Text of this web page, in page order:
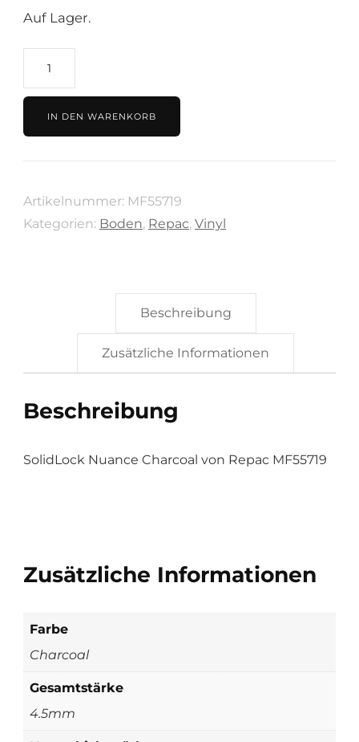
Auf Lager.
39.99€/m²
SolidLock
Nuance
Charcoal
Repac
MF55719
IN DEN WARENKORB
Artikelnummer: MF55719
Kategorien: Boden, Repac, Vinyl
Beschreibung
Zusätzliche Informationen
Beschreibung
SolidLock Nuance Charcoal von Repac MF55719
Zusätzliche Informationen
Farbe
Charcoal
Gesamtstärke
4.5mm